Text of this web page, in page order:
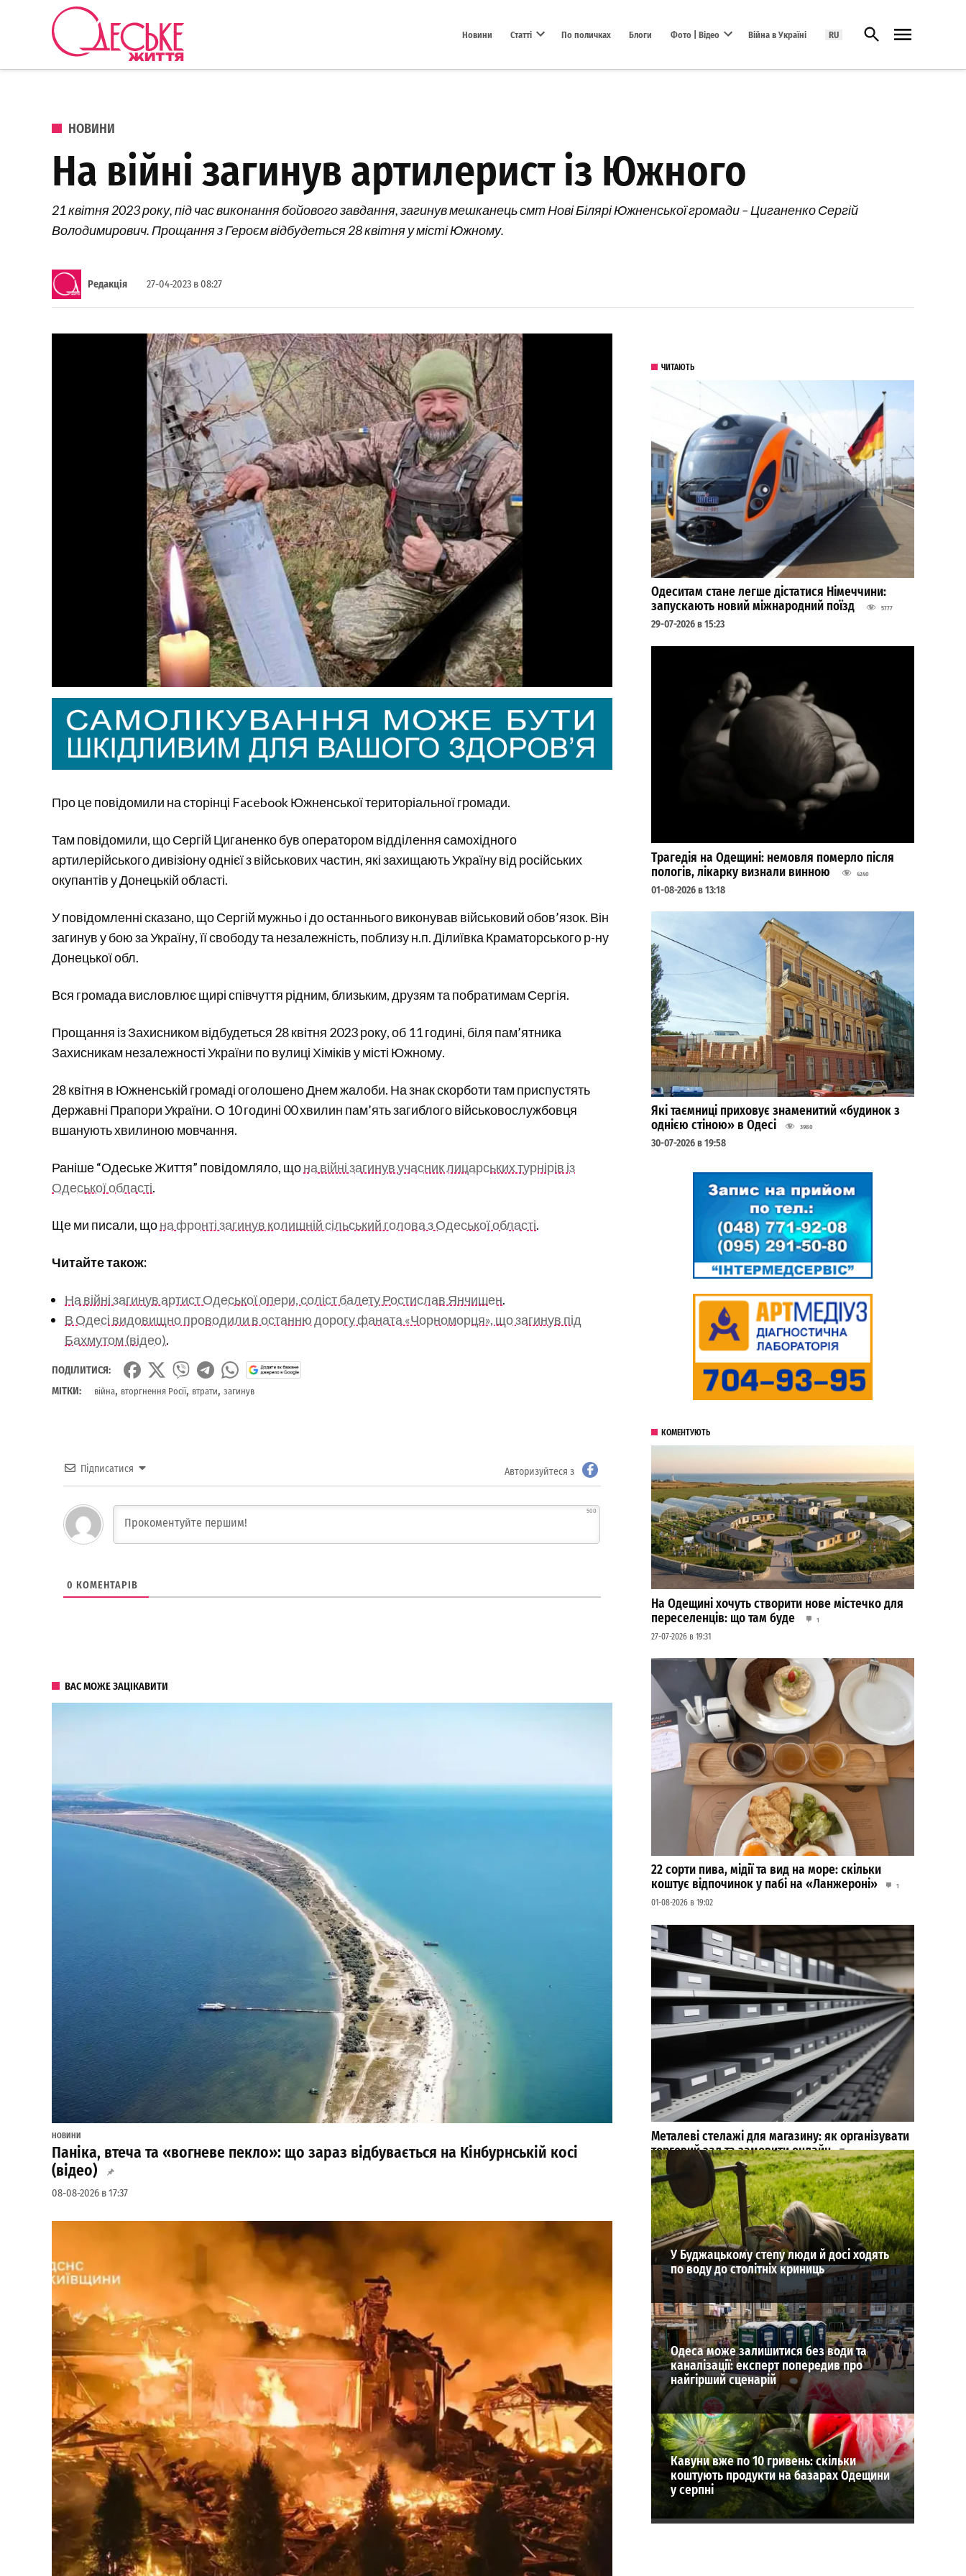
Перейти до вмісту
Новини Статті По поличках Блоги Фото | Відео Війна в Україні RU Відкрити пошук
ОПУБЛІКОВАНО В
НОВИНИ
На війні загинув артилерист із Южного
21 квітня 2023 року, під час виконання бойового завдання, загинув мешканець смт Нові Білярі Южненської громади – Циганенко Сергій
Володимирович. Прощання з Героєм відбудеться 28 квітня у місті Южному.
Редакція 27-04-2023 в 08:27
Про це повідомили на сторінці Facebook Южненської територіальної громади.
Там повідомили, що Сергій Циганенко був оператором відділення самохідного
артилерійського дивізіону однієї з військових частин, які захищають Україну від російських
окупантів у Донецькій області.
У повідомленні сказано, що Сергій мужньо і до останнього виконував військовий обов’язок. Він
загинув у бою за Україну, її свободу та незалежність, поблизу н.п. Ділиївка Краматорського р-ну
Донецької обл.
Вся громада висловлює щирі співчуття рідним, близьким, друзям та побратимам Сергія.
Прощання із Захисником відбудеться 28 квітня 2023 року, об 11 годині, біля пам’ятника
Захисникам незалежності України по вулиці Хіміків у місті Южному.
28 квітня в Южненській громаді оголошено Днем жалоби. На знак скорботи там приспустять
Державні Прапори України. О 10 годині 00 хвилин пам’ять загиблого військовослужбовця
вшанують хвилиною мовчання.
Раніше “Одеське Життя” повідомляло, щона війні загинув учасник лицарських турнірів із
Одеської області.
Ще ми писали, щона фронті загинув колишній сільський голова з Одеської області.
Читайте також:
На війні загинув артист Одеської опери, соліст балету Ростислав Янчишен.
В Одесі видовищно проводили в останню дорогу фаната «Чорноморця», що загинув під
Бахмутом (відео).
ПОДІЛИТИСЯ:
МІТКИ:
війна, вторгнення Росії, втрати, загинув
Підписатися Авторизуйтеся з
500
0 КОМЕНТАРІВ
ВАС МОЖЕ ЗАЦІКАВИТИ
НОВИНИ
Паніка, втеча та «вогневе пекло»: що зараз відбувається на Кінбурнській косі
(відео)
08-08-2026 в 17:37
ЧИТАЮТЬ
Одеситам стане легше дістатися Німеччини:
запускають новий міжнародний поїзд
5777
29-07-2026 в 15:23
Трагедія на Одещині: немовля померло після
пологів, лікарку визнали винною
4240
01-08-2026 в 13:18
Які таємниці приховує знаменитий «будинок з
однією стіною» в Одесі
3980
30-07-2026 в 19:58
КОМЕНТУЮТЬ
На Одещині хочуть створити нове містечко для
переселенців: що там буде
1
27-07-2026 в 19:31
22 сорти пива, мідії та вид на море: скільки
коштує відпочинок у пабі на «Ланжероні»
1
01-08-2026 в 19:02
Металеві стелажі для магазину: як організувати
торговий зал та замовити онлайн
04-08-2026 в 13:13
ВИБІР РЕДАКЦІЇ
У Буджацькому степу люди й досі ходять
по воду до столітніх криниць
Одеса може залишитися без води та
каналізації: експерт попередив про
найгірший сценарій
Кавуни вже по 10 гривень: скільки
коштують продукти на базарах Одещини
у серпні